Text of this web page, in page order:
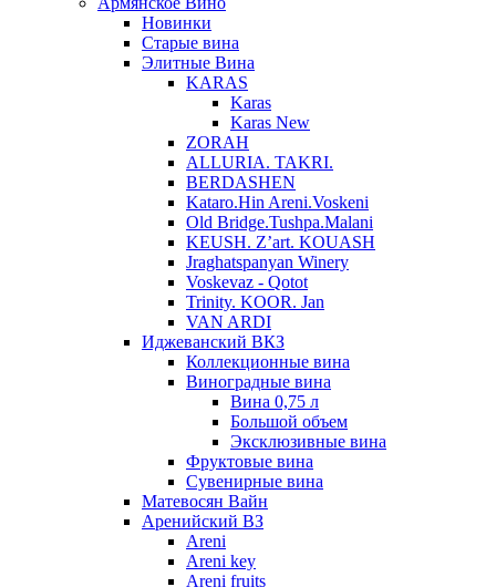
Новинки
Старые вина
Элитные Вина
KARAS
Karas
Karas New
ZORAH
ALLURIA. TAKRI.
BERDASHEN
Kataro.Hin Areni.Voskeni
Old Bridge.Tushpa.Malani
KEUSH. Z’art. KOUASH
Jraghatspanyan Winery
Voskevaz - Qotot
Trinity. KOOR. Jan
VAN ARDI
Иджеванский ВКЗ
Коллекционные вина
Виноградные вина
Вина 0,75 л
Большой объем
Эксклюзивные вина
Фруктовые вина
Cувенирные вина
Матевосян Вайн
Аренийский ВЗ
Areni
Areni key
Areni fruits